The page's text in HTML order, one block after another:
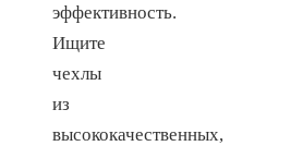
эффективность.
Ищите
чехлы
из
высококачественных,